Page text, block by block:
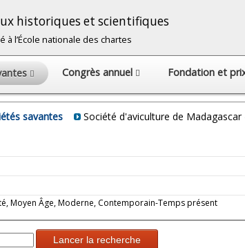
historiques et scientifiques
à l’École nationale des chartes
Congrès annuel Fondation et
savantes
Société d'aviculture de Madagascar
Moyen Âge, Moderne, Contemporain-Temps présent
Lancer la recherche